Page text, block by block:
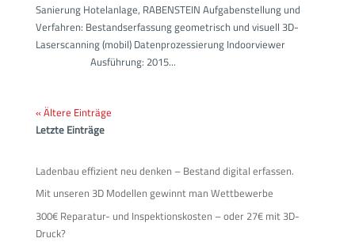
Sanierung Hotelanlage, RABENSTEIN Aufgabenstellung und
Verfahren: Bestandserfassung geometrisch und visuell 3D-
Laserscanning (mobil) Datenprozessierung Indoorviewer
Ausführung: 2015...
« Ältere Einträge
Letzte Einträge
Ladenbau effizient neu denken – Bestand digital erfassen.
Mit unseren 3D Modellen gewinnt man Wettbewerbe
300€ Reparatur- und Inspektionskosten – oder 27€ mit 3D-
Druck?